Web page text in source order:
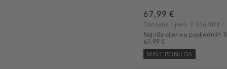
67,99 €
Najniža cijena u posljednjih
67,99 €
Osnovna cijena 2.266,30 € /
MINT PONUDA